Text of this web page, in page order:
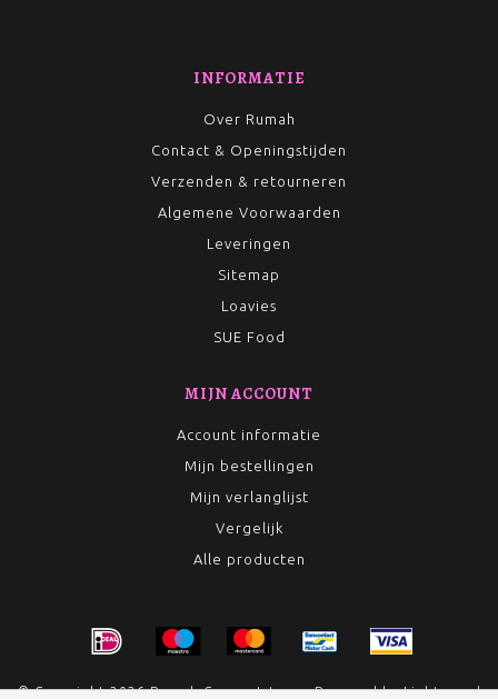
INFORMATIE
Over Rumah
Contact & Openingstijden
Verzenden & retourneren
Algemene Voorwaarden
Leveringen
Sitemap
Loavies
SUE Food
MIJN ACCOUNT
Account informatie
Mijn bestellingen
Mijn verlanglijst
Vergelijk
Alle producten
© Copyright 2026 Rumah Conceptstore - Powered byLightspeed